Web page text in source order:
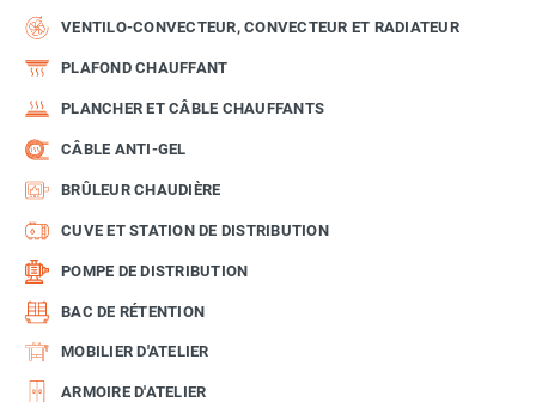
VENTILO-CONVECTEUR, CONVECTEUR ET RADIATEUR
PLAFOND CHAUFFANT
PLANCHER ET CÂBLE CHAUFFANTS
CÂBLE ANTI-GEL
BRÛLEUR CHAUDIÈRE
CUVE ET STATION DE DISTRIBUTION
POMPE DE DISTRIBUTION
BAC DE RÉTENTION
MOBILIER D'ATELIER
ARMOIRE D'ATELIER